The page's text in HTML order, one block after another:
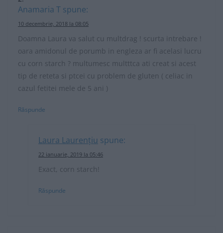
Anamaria T spune:
10 decembrie, 2018 la 08:05
Doamna Laura va salut cu multdrag ! scurta intrebare !
oara amidonul de porumb in engleza ar fi acelasi lucru
cu corn starch ? multumesc multttca ati creat si acest
tip de reteta si ptcei cu problem de gluten ( celiac in
cazul fetitei mele de 5 ani )
Răspunde
Laura Laurențiu spune:
22 ianuarie, 2019 la 05:46
Exact, corn starch!
Răspunde